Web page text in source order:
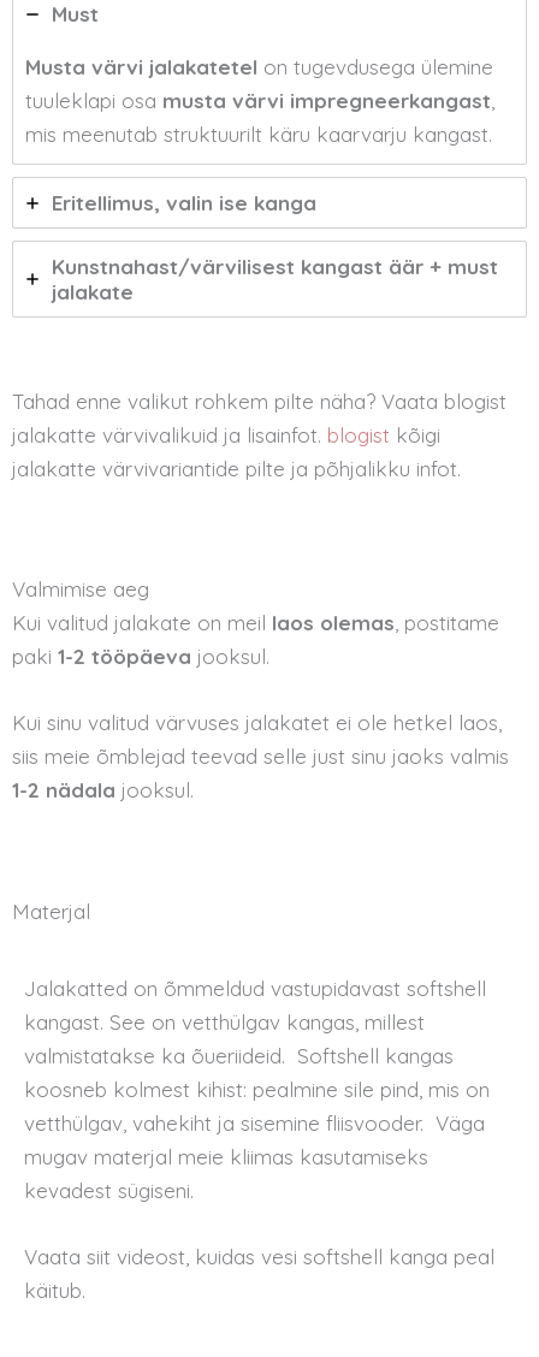
Must
Musta värvi jalakatetel on tugevdusega ülemine
tuuleklapi osa musta värvi impregneerkangast
mis meenutab struktuurilt käru kaarvarju kangast.
Eritellimus, valin ise kanga
Kunstnahast/värvilisest kangast äär + must
jalakate
Tahad enne valikut rohkem pilte näha? Vaata blogist
jalakatte värvivalikuid ja lisainfot. blogist kõigi
jalakatte värvivariantide pilte ja põhjalikku infot.
Valmimise aeg
Kui valitud jalakate on meil laos olemas, postitame
paki 1-2 tööpäeva jooksul.
Kui sinu valitud värvuses jalakatet ei ole hetkel laos,
siis meie õmblejad teevad selle just sinu jaoks valmis
1-2 nädala jooksul.
Materjal
Jalakatted on õmmeldud vastupidavast softshell
kangast. See on vetthülgav kangas, millest
valmistatakse ka õueriideid. Softshell kangas
koosneb kolmest kihist: pealmine sile pind, mis on
vetthülgav, vahekiht ja sisemine fliisvooder. Väga
mugav materjal meie kliimas kasutamiseks
kevadest sügiseni.
Vaata siit videost, kuidas vesi softshell kanga peal
käitub.